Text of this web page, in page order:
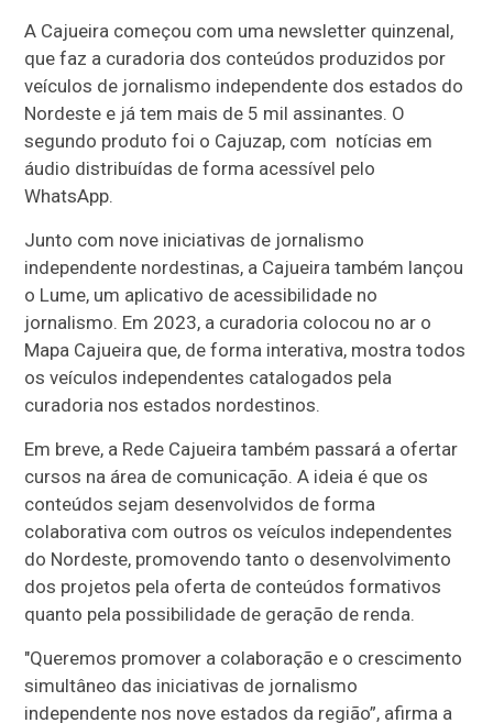
A Cajueira começou com uma newsletter quinzenal,
que faz a curadoria dos conteúdos produzidos por
veículos de jornalismo independente dos estados do
Nordeste e já tem mais de 5 mil assinantes. O
segundo produto foi o Cajuzap, com notícias em
áudio distribuídas de forma acessível pelo
WhatsApp.
Junto com nove iniciativas de jornalismo
independente nordestinas, a Cajueira também lançou
o Lume, um aplicativo de acessibilidade no
jornalismo. Em 2023, a curadoria colocou no ar o
Mapa Cajueira que, de forma interativa, mostra todos
os veículos independentes catalogados pela
curadoria nos estados nordestinos.
Em breve, a Rede Cajueira também passará a ofertar
cursos na área de comunicação. A ideia é que os
conteúdos sejam desenvolvidos de forma
colaborativa com outros os veículos independentes
do Nordeste, promovendo tanto o desenvolvimento
dos projetos pela oferta de conteúdos formativos
quanto pela possibilidade de geração de renda.
"Queremos promover a colaboração e o crescimento
simultâneo das iniciativas de jornalismo
independente nos nove estados da região”, afirma a